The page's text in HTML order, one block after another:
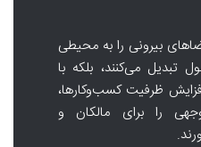
بیرونی را به محیطی
تبدیل می‌کنند، بلکه با
ظرفیت کسب‌وکارها،
را برای مالکان و